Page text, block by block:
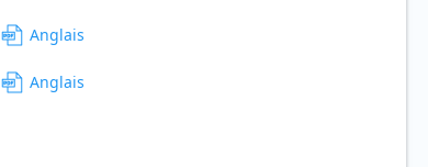
Anglais
Anglais